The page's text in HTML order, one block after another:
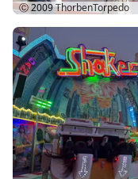
Ⓒ 2009ThorbenTorpedo